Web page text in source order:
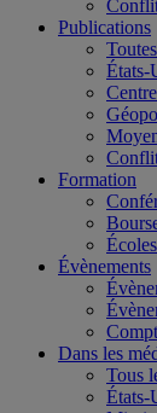
Publications
États-
Formation
Évènements
Dans les
Tous
États-